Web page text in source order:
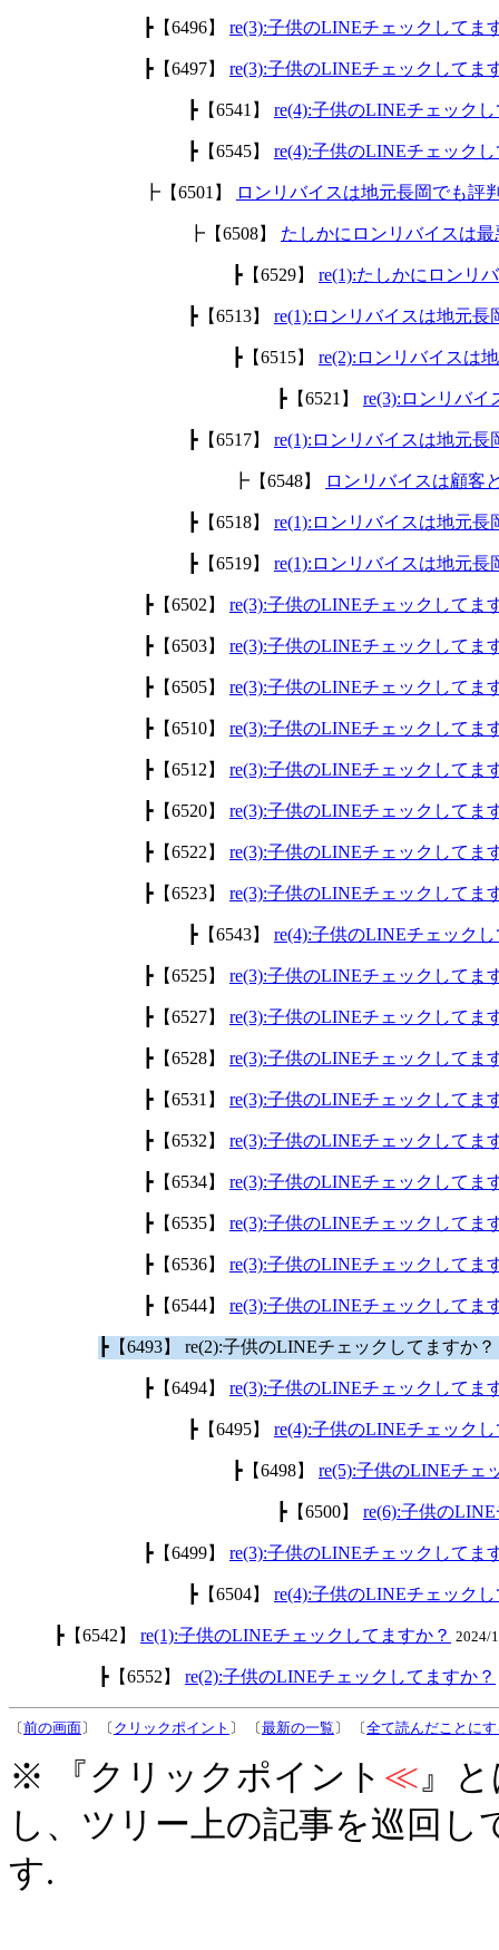
┣【6496】 re(3):子供のLINEチェックしてま
┣【6497】 re(3):子供のLINEチェックしてま
┣【6541】 re(4):子供のLINEチェック
┣【6545】 re(4):子供のLINEチェック
┣【6501】 ロンリバイスは地元長岡でも評
┣【6508】 たしかにロンリバイスは
┣【6529】 re(1):たしかにロンリ
┣【6513】 re(1):ロンリバイスは地元
┣【6515】 re(2):ロンリバイスは
┣【6521】 re(3):ロンリバ
┣【6517】 re(1):ロンリバイスは地元
┣【6548】 ロンリバイスは顧客
┣【6518】 re(1):ロンリバイスは地元
┣【6519】 re(1):ロンリバイスは地元
┣【6502】 re(3):子供のLINEチェックしてま
┣【6503】 re(3):子供のLINEチェックしてま
┣【6505】 re(3):子供のLINEチェックしてま
┣【6510】 re(3):子供のLINEチェックしてま
┣【6512】 re(3):子供のLINEチェックしてま
┣【6520】 re(3):子供のLINEチェックしてま
┣【6522】 re(3):子供のLINEチェックしてま
┣【6523】 re(3):子供のLINEチェックしてま
┣【6543】 re(4):子供のLINEチェック
┣【6525】 re(3):子供のLINEチェックしてま
┣【6527】 re(3):子供のLINEチェックしてま
┣【6528】 re(3):子供のLINEチェックしてま
┣【6531】 re(3):子供のLINEチェックしてま
┣【6532】 re(3):子供のLINEチェックしてま
┣【6534】 re(3):子供のLINEチェックしてま
┣【6535】 re(3):子供のLINEチェックしてま
┣【6536】 re(3):子供のLINEチェックしてま
┣【6544】 re(3):子供のLINEチェックしてま
┣【6493】 re(2):子供のLINEチェックしてますか？
┣【6494】 re(3):子供のLINEチェックしてま
┣【6495】 re(4):子供のLINEチェック
┣【6498】 re(5):子供のLINEチェ
┣【6500】 re(6):子供の
┣【6499】 re(3):子供のLINEチェックしてま
┣【6504】 re(4):子供のLINEチェック
┣【6542】 re(1):子供のLINEチェックしてますか？ 2024/
┣【6552】 re(2):子供のLINEチェックしてますか？
〔前の画面〕 〔 クリックポイント 〕 〔最新の一覧 〕 〔全て読んだことに
※ 『クリックポイント ≪』
し、ツリー上の記事を巡回
す.